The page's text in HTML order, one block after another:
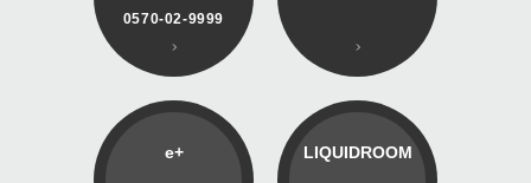
0570-02-9999
e+ LIQUIDROOM